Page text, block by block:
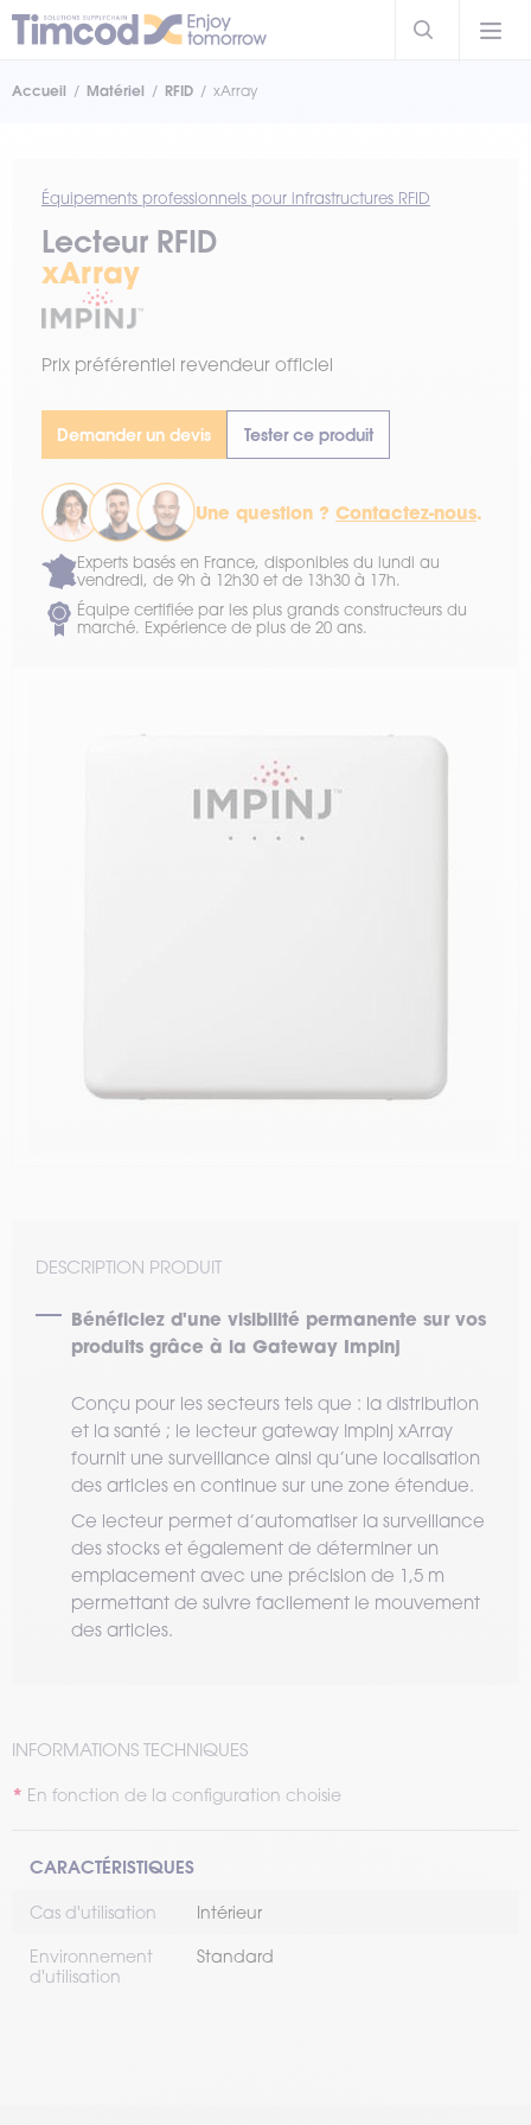
Accueil Matériel RFID xArray
Équipements professionnels pour infrastructures RFID
Lecteur RFID
xArray
Prix préférentiel revendeur officiel
Demander un devis Tester ce produit
Une question ? Contactez-nous.
Experts basés en France, disponibles du lundi au
vendredi, de 9h à 12h30 et de 13h30 à 17h.
Équipe certifiée par les plus grands constructeurs du
marché. Expérience de plus de 20 ans.
DESCRIPTION PRODUIT
Bénéficiez d'une visibilité permanente sur vos
produits grâce à la Gateway Impinj
Conçu pour les secteurs tels que : la distribution
et la santé ; le lecteur gateway Impinj xArray
fournit une surveillance ainsi qu’une localisation
des articles en continue sur une zone étendue.
Ce lecteur permet d’automatiser la surveillance
des stocks et également de déterminer un
emplacement avec une précision de 1,5 m
permettant de suivre facilement le mouvement
des articles.
INFORMATIONS TECHNIQUES
En fonction de la configuration choisie
CARACTÉRISTIQUES
Cas d'utilisation Intérieur
Environnement
d'utilisation
Standard